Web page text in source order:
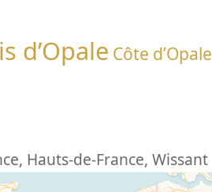
d’Opale Côte d’Opale
, Hauts-de-France, Wissant